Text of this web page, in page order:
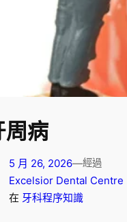
周病
5 月 26, 2026—經過
Excelsior Dental Centre
在 牙科程序知識